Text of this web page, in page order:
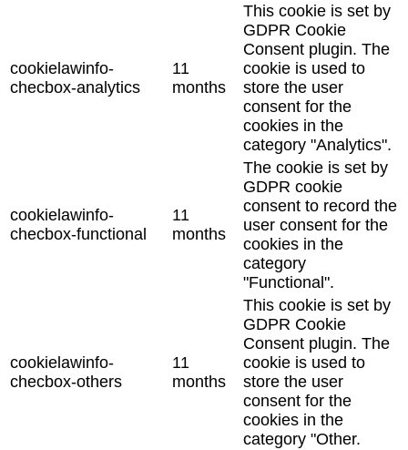
cookielawinfo-
checbox-analytics
11
months
This cookie is set by
GDPR Cookie
Consent plugin. The
cookie is used to
store the user
consent for the
cookies in the
category "Analytics".
cookielawinfo-
checbox-functional
11
months
The cookie is set by
GDPR cookie
consent to record the
user consent for the
cookies in the
category
"Functional".
cookielawinfo-
checbox-others
11
months
This cookie is set by
GDPR Cookie
Consent plugin. The
cookie is used to
store the user
consent for the
cookies in the
category "Other.